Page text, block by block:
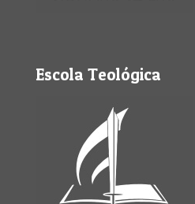
Escola Teológica